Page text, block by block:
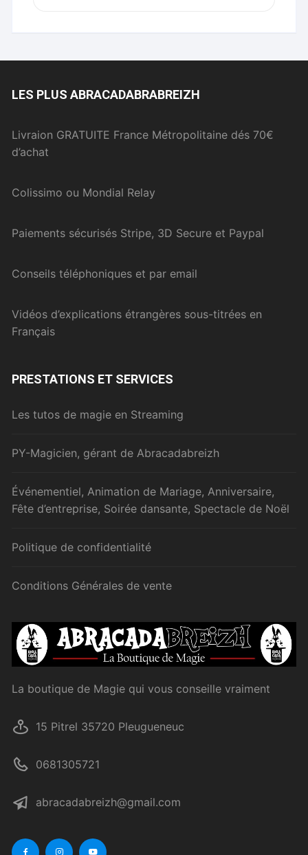
LES PLUS ABRACADABRABREIZH
Livraion GRATUITE France Métropolitaine dés 70€
d’achat
Colissimo ou Mondial Relay
Paiements sécurisés Stripe, 3D Secure et Paypal
Conseils téléphoniques et par email
Vidéos d’explications étrangères sous-titrées en
Français
PRESTATIONS ET SERVICES
Les tutos de magie en Streaming
PY-Magicien, gérant de Abracadabreizh
Événementiel, Animation de Mariage, Anniversaire,
Fête d’entreprise, Soirée dansante, Spectacle de Noël
Politique de confidentialité
Conditions Générales de vente
La boutique de Magie qui vous conseille vraiment
15 Pitrel 35720 Pleugueneuc
0681305721
abracadabreizh@gmail.com